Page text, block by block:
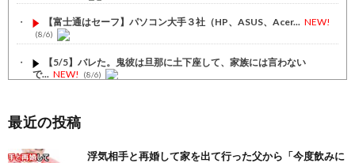
【富士通はセーフ】パソコン大手３社（HP、ASUS、Acer... NEW!
(8/6)
【5/5】バレた。鬼彼は旦那に土下座して、家族には言わない
で... NEW! (8/6)
と...
NEW!
最近の投稿
浮気相手と再婚して家を出て行った父から「今度飲みに